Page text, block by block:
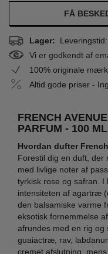
FÅ
Lager:
Vi er godkendt af
100% originale
Altid gode priser -
FRENCH
PARFUM - 100
Hvordan dufter
Forestil dig en duft, der
med livlige noter af
tyrkisk rose og safran.
intensiteten af agartræ
den balsamiske varme
eksotisk fornemmelse
afrundes med en rig og
guaiactræ, rav,
cremet afslutning,